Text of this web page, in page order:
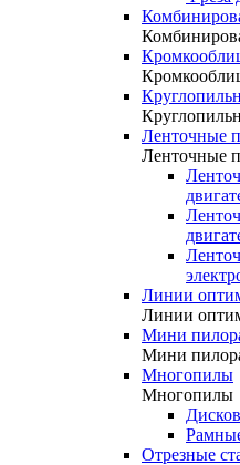
Ленточные
Ленточные
Линии
Линии
Мини
Мини
Многопилы
Многопилы
Отрезные